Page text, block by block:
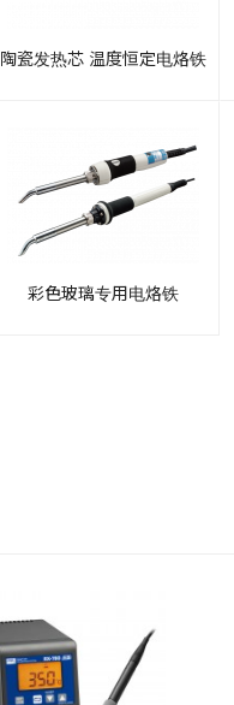
陶瓷发热芯 温度恒定电烙铁
彩色玻璃专用电烙铁